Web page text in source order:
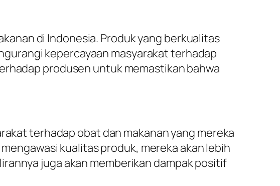
di Indonesia. Produk yang berkualitas
kepercayaan masyarakat terhadap
produsen untuk memastikan bahwa
terhadap obat dan makanan yang mereka
kualitas produk, mereka akan lebih
juga akan memberikan dampak positif